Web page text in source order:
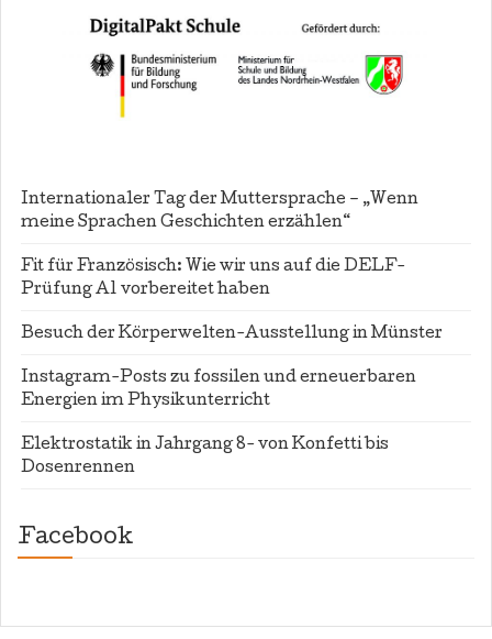
Internationaler Tag der Muttersprache – „Wenn
meine Sprachen Geschichten erzählen“
Fit für Französisch: Wie wir uns auf die DELF-
Prüfung A1 vorbereitet haben
Besuch der Körperwelten-Ausstellung in Münster
Instagram-Posts zu fossilen und erneuerbaren
Energien im Physikunterricht
Elektrostatik in Jahrgang 8- von Konfetti bis
Dosenrennen
Facebook